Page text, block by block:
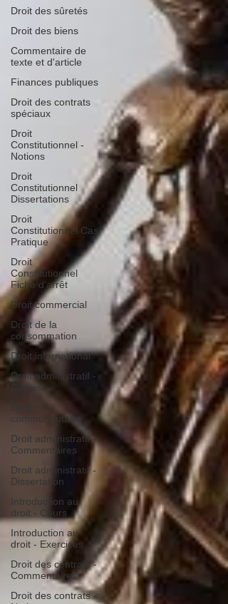
Droit des sûretés
Droit des biens
Commentaire de
texte et d'article
Finances publiques
Droit des contrats
spéciaux
Droit
Constitutionnel -
Notions
Droit
Constitutionnel
Dissertations
Droit
Constitutionnel Cas
Pratique
Droit
Constitutionnel
Fiche d'arrêt
Droit commercial
Droit de la
consommation
Droit international
Droit administratif -
Copies
communautaire
Droit administratif -
Commentaires
Droit administratif -
Dissertation
Introduction au
droit - Cours
Introduction au
droit - Exercices
Droit des contrats -
Commentaires
Droit des contrats -